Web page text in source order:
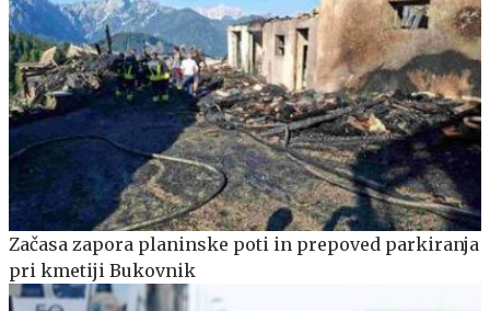
Začasa zapora planinske poti in prepoved parkiranja
pri kmetiji Bukovnik